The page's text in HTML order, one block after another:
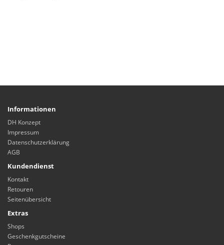
Informationen
DH Konzept
Impressum
Datenschutzerklärung
AGB
Kundendienst
Kontakt
Retouren
Seitenübersicht
Extras
Shops
Geschenkgutscheine